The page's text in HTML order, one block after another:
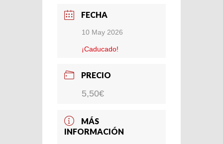
FECHA
10 May 2026
¡Caducado!
PRECIO
5,50€
MÁS
INFORMACIÓN